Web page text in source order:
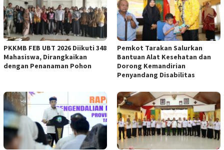
PKKMB FEB UBT 2026 Diikuti 348
Mahasiswa, Dirangkaikan
dengan Penanaman Pohon
Pemkot Tarakan Salurkan
Bantuan Alat Kesehatan dan
Dorong Kemandirian
Penyandang Disabilitas